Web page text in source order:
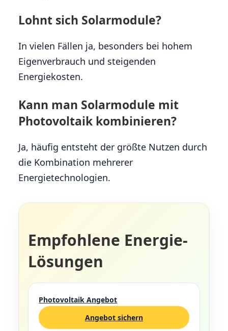
Lohnt sich Solarmodule?
In vielen Fällen ja, besonders bei hohem
Eigenverbrauch und steigenden
Energiekosten.
Kann man Solarmodule mit
Photovoltaik kombinieren?
Ja, häufig entsteht der größte Nutzen durch
die Kombination mehrerer
Energietechnologien.
Empfohlene Energie-
Lösungen
Photovoltaik Angebot
Angebot sichern